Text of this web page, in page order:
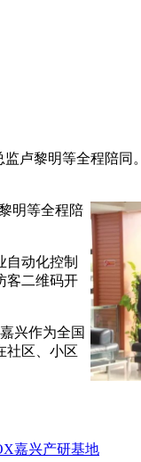
卢黎明等全程陪同。
明等全程陪
动化控制
客二维码开
兴作为全国
社区、小区
嘉兴产研基地